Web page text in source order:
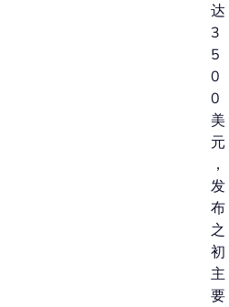
达
3
5
0
0
美
元
，
发
布
之
初
主
要